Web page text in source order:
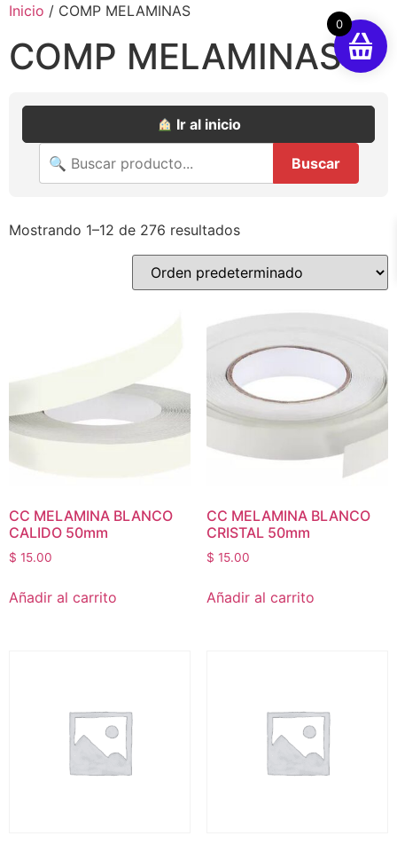
Inicio / COMP MELAMINAS
COMP MELAMINAS
Ir al inicio
Buscar
Mostrando 1–12 de 276 resultados
CC MELAMINA BLANCO
CALIDO 50mm
$ 15.00
Añadir al carrito
CC MELAMINA BLANCO
CRISTAL 50mm
$ 15.00
Añadir al carrito
0